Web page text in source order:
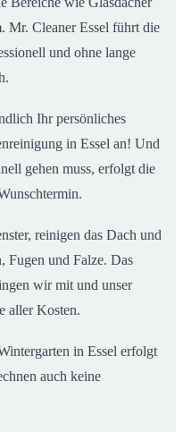
Mr. Cleaner Essel führt die
und ohne lange
Ihr persönliches
in Essel an! Und
gehen muss, erfolgt die
reinigen das Dach und
Fugen und Falze. Das
wir mit und unser
aller Kosten.
in Essel erfolgt
auch keine